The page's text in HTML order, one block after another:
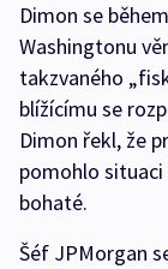
Dimon se
Washingtonu
takzvaného
blížícímu se
Dimon řekl, že
pomohlo situaci
bohaté.
Šéf JPMorgan